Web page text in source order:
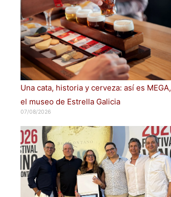
Una cata, historia y cerveza: así es MEGA,
el museo de Estrella Galicia
07/08/2026